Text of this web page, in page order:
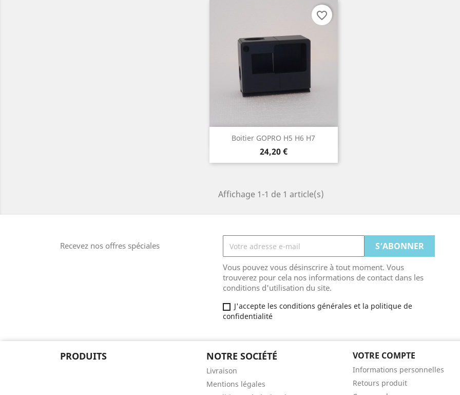
Boitier GOPRO H5 H6 H7
Prix
24,20 €
Aperçu rapide
BlancRouge
favorite_border
Affichage 1-1 de 1 article(s)
Recevez nos offres spéciales
Vous pouvez vous désinscrire à tout moment. Vous
trouverez pour cela nos informations de contact dans les
conditions d'utilisation du site.
J'accepte les conditions générales et la politique de
confidentialité
PRODUITS NOTRE SOCIÉTÉ
Livraison
Mentions légales
VOTRE COMPTE
Informations personnelles
Retours produit